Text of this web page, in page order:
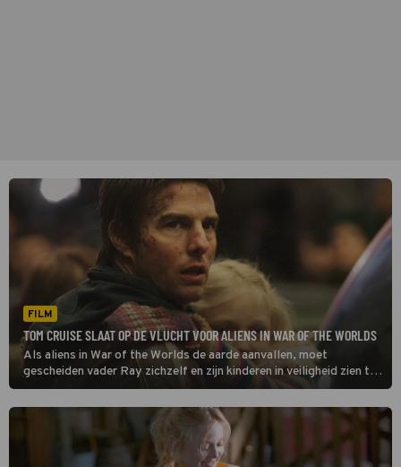
FILM
TOM CRUISE SLAAT OP DE VLUCHT VOOR ALIENS IN WAR OF THE WORLDS
Als aliens in War of the Worlds de aarde aanvallen, moet
gescheiden vader Ray zichzelf en zijn kinderen in veiligheid zien te
brengen.